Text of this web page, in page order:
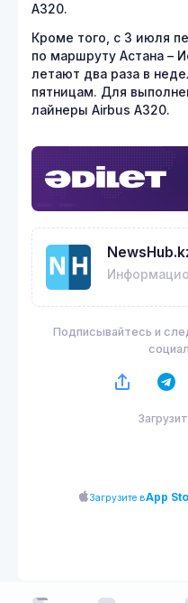
A320.
Кроме того, с 3 июля
по маршруту Астана –
летают два раза в
пятницам. Для
лайнеры Airbus A320.
Подписывайтесь и
Загрузите вApp